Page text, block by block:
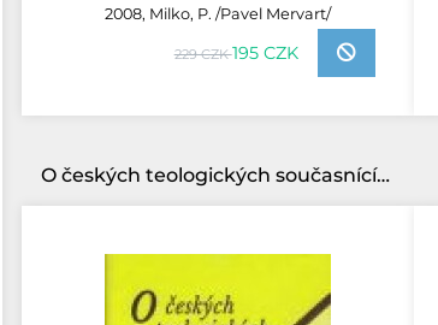
2008, Milko, P. /Pavel Mervart/
229 CZK195 CZK
O českých teologických současnících